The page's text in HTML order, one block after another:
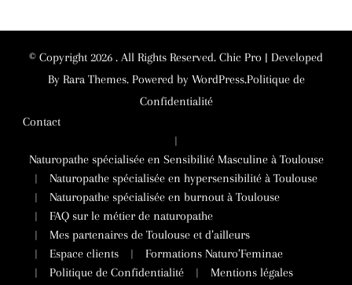
© Copyright 2026 . All Rights Reserved. Chic Pro | Developed
By Rara Themes. Powered by WordPress.Politique de
Confidentialité
Contact
Naturopathe spécialisée en Sensibilité Masculine à Toulouse
Naturopathe spécialisée en hypersensibilité à Toulouse
Naturopathe spécialisée en burnout à Toulouse
FAQ sur le métier de naturopathe
Mes partenaires de Toulouse et d’ailleurs
Espace clients
Formations Naturo’Feminae
Politique de Confidentialité
Mentions légales